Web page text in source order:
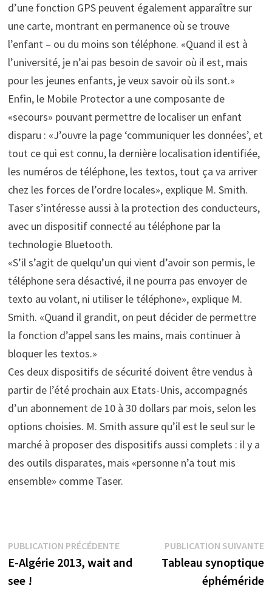
d’une fonction GPS peuvent également apparaître sur
une carte, montrant en permanence où se trouve
l’enfant – ou du moins son téléphone. «Quand il est à
l’université, je n’ai pas besoin de savoir où il est, mais
pour les jeunes enfants, je veux savoir où ils sont.»
Enfin, le Mobile Protector a une composante de
«secours» pouvant permettre de localiser un enfant
disparu : «J’ouvre la page ‘communiquer les données’, et
tout ce qui est connu, la dernière localisation identifiée,
les numéros de téléphone, les textos, tout ça va arriver
chez les forces de l’ordre locales», explique M. Smith.
Taser s’intéresse aussi à la protection des conducteurs,
avec un dispositif connecté au téléphone par la
technologie Bluetooth.
«S’il s’agit de quelqu’un qui vient d’avoir son permis, le
téléphone sera désactivé, il ne pourra pas envoyer de
texto au volant, ni utiliser le téléphone», explique M.
Smith. «Quand il grandit, on peut décider de permettre
la fonction d’appel sans les mains, mais continuer à
bloquer les textos.»
Ces deux dispositifs de sécurité doivent être vendus à
partir de l’été prochain aux Etats-Unis, accompagnés
d’un abonnement de 10 à 30 dollars par mois, selon les
options choisies. M. Smith assure qu’il est le seul sur le
marché à proposer des dispositifs aussi complets : il y a
des outils disparates, mais «personne n’a tout mis
ensemble» comme Taser.
Navigation
de
PUBLICATION PRÉCÉDENTEPublication
précédente :
E-Algérie 2013, wait and
see !
PUBLICATION SUIVANTE
Tableau synoptique
éphéméride